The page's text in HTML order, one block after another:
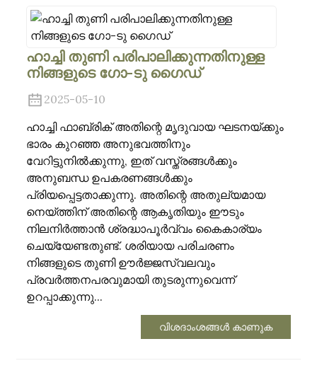
ഹാച്ചി തുണി പരിപാലിക്കുന്നതിനുള്ള
നിങ്ങളുടെ ഗോ-ടു ഗൈഡ്
2025-05-10
ഹാച്ചി ഫാബ്രിക് അതിന്റെ മൃദുവായ ഘടനയ്ക്കും
ഭാരം കുറഞ്ഞ അനുഭവത്തിനും
വേറിട്ടുനിൽക്കുന്നു, ഇത് വസ്ത്രങ്ങൾക്കും
അനുബന്ധ ഉപകരണങ്ങൾക്കും
പ്രിയപ്പെട്ടതാക്കുന്നു. അതിന്റെ അതുല്യമായ
നെയ്ത്തിന് അതിന്റെ ആകൃതിയും ഈടും
നിലനിർത്താൻ ശ്രദ്ധാപൂർവ്വം കൈകാര്യം
ചെയ്യേണ്ടതുണ്ട്. ശരിയായ പരിചരണം
നിങ്ങളുടെ തുണി ഊർജ്ജസ്വലവും
പ്രവർത്തനപരവുമായി തുടരുന്നുവെന്ന്
ഉറപ്പാക്കുന്നു...
വിശദാംശങ്ങൾ കാണുക